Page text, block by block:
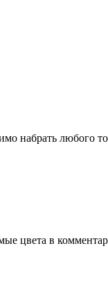
набрать любого
цвета в